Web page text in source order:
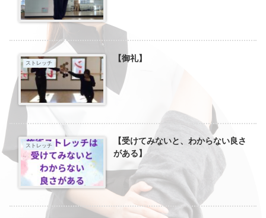
ストレッチ 【御礼】
ストレッチ
【受けてみないと、わからない良さ
がある】